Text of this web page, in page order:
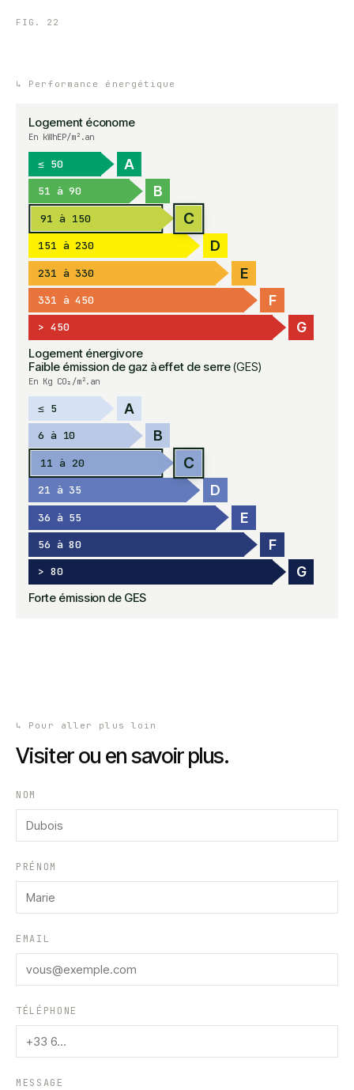
FIG. 22
↳ Performance énergétique
Logement économe
En kWhEP/m².an
≤ 50 A
51 à 90 B
91 à 150 C
151 à 230 D
231 à 330 E
331 à 450 F
> 450 G
Logement énergivore
Faible émission de gaz à effet de serre(GES)
En Kg CO₂/m².an
≤ 5 A
6 à 10 B
11 à 20 C
21 à 35 D
36 à 55 E
56 à 80 F
> 80 G
Forte émission de GES
↳ Pour aller plus loin
Visiter ou en savoir plus.
NOM
PRÉNOM
EMAIL
TÉLÉPHONE
MESSAGE